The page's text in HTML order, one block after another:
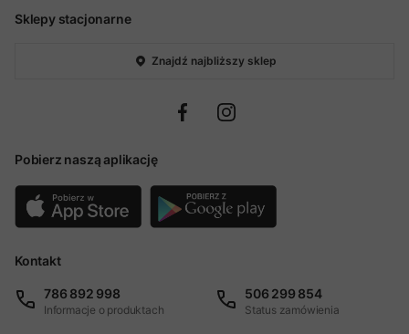
Sklepy stacjonarne
Znajdź najbliższy sklep
Pobierz naszą aplikację
Kontakt
786 892 998
Informacje o produktach
506 299 854
Status zamówienia